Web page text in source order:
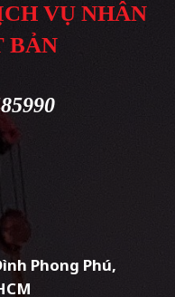
VỤ NHÂN
BẢN
Phong Phú,